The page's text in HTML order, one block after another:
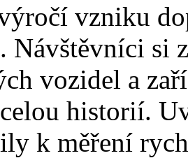
vzniku
Návštěvníci si
vozidel a
historií.
k měření